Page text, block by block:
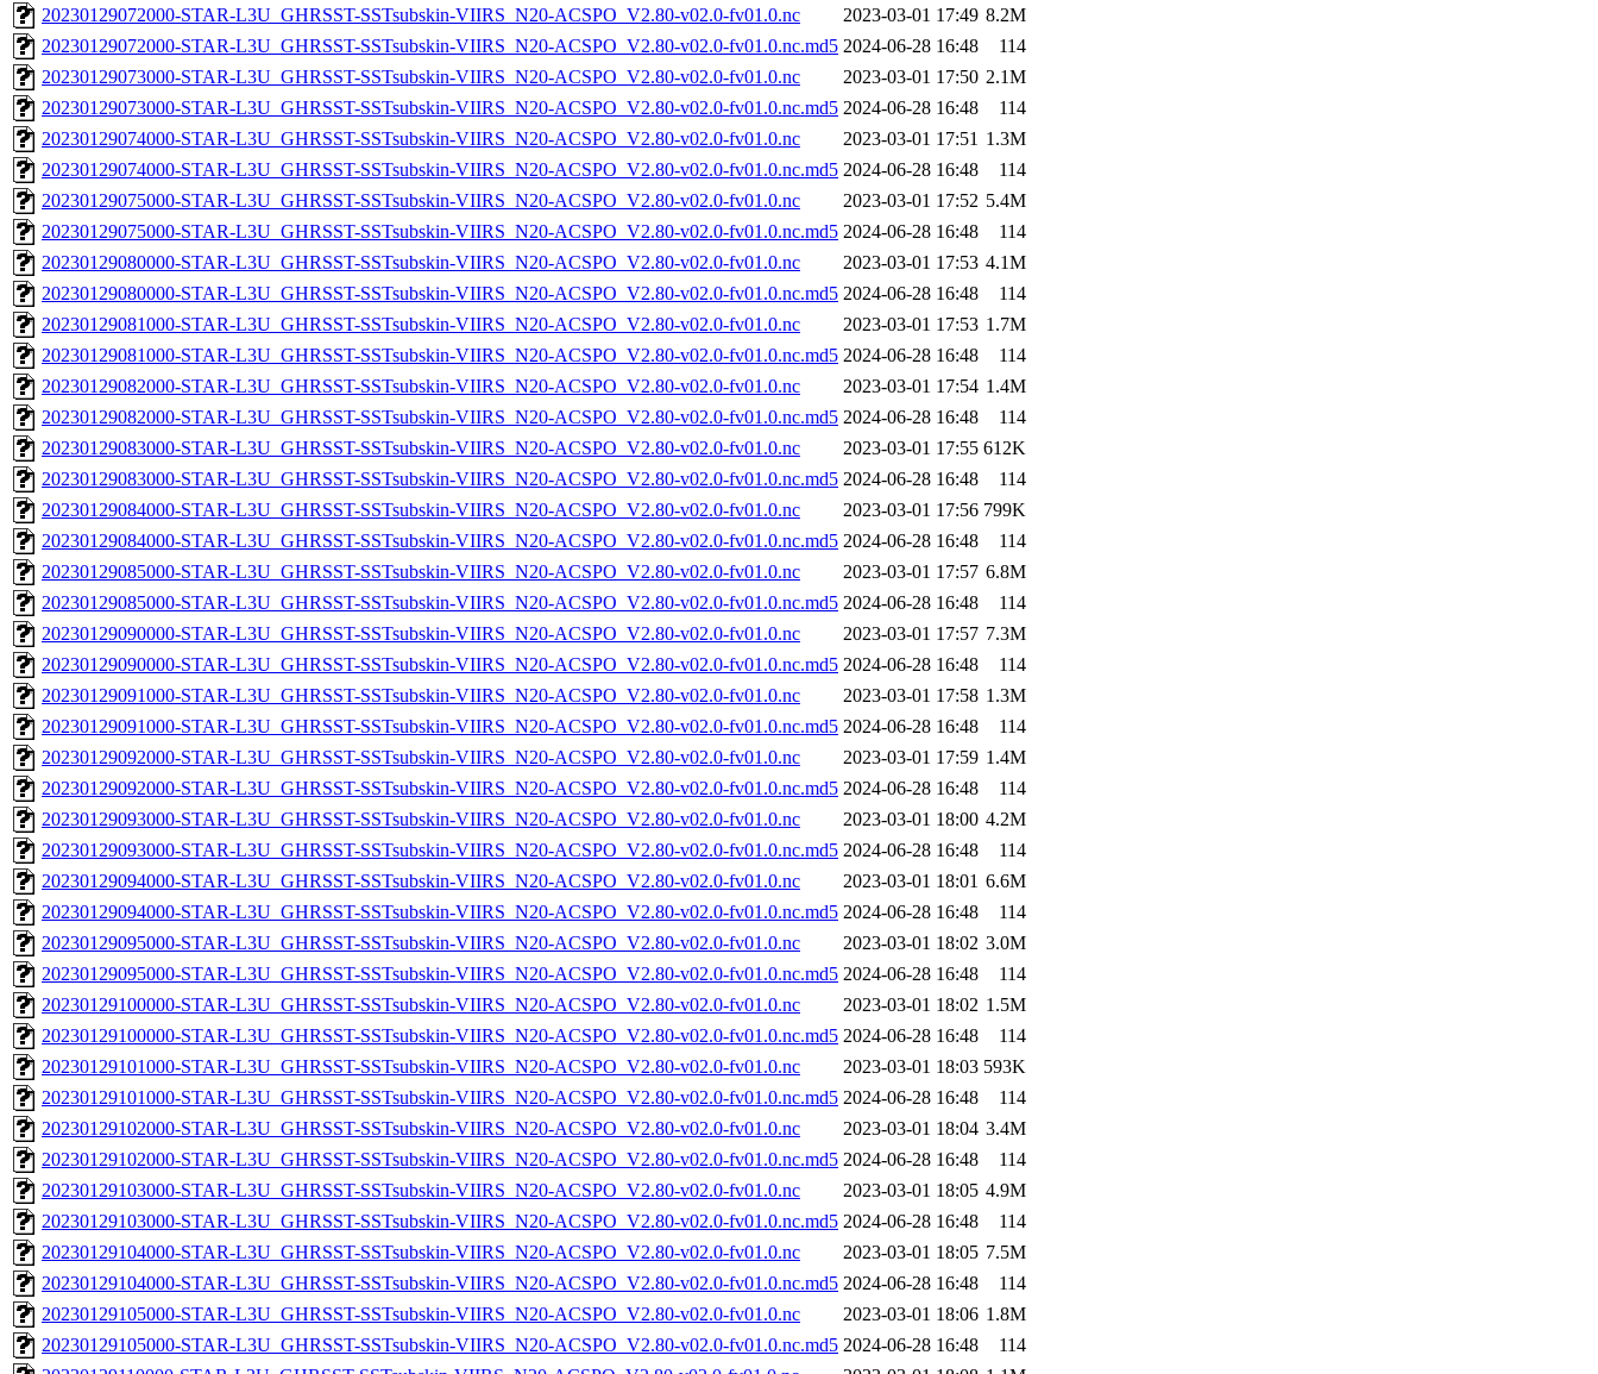
20230129072000-STAR-L3U_GHRSST-SSTsubskin-VIIRS_N20-ACSPO_V2.80-v02.0-fv01.0.nc
2023-03-01 17:49 8.2M
20230129072000-STAR-L3U_GHRSST-SSTsubskin-VIIRS_N20-ACSPO_V2.80-v02.0-fv01.0.nc.md5 2024-06-28 16:48
114
20230129073000-STAR-L3U_GHRSST-SSTsubskin-VIIRS_N20-ACSPO_V2.80-v02.0-fv01.0.nc
2023-03-01 17:50 2.1M
20230129073000-STAR-L3U_GHRSST-SSTsubskin-VIIRS_N20-ACSPO_V2.80-v02.0-fv01.0.nc.md5 2024-06-28 16:48
114
20230129074000-STAR-L3U_GHRSST-SSTsubskin-VIIRS_N20-ACSPO_V2.80-v02.0-fv01.0.nc
2023-03-01 17:51 1.3M
20230129074000-STAR-L3U_GHRSST-SSTsubskin-VIIRS_N20-ACSPO_V2.80-v02.0-fv01.0.nc.md5 2024-06-28 16:48
114
20230129075000-STAR-L3U_GHRSST-SSTsubskin-VIIRS_N20-ACSPO_V2.80-v02.0-fv01.0.nc
2023-03-01 17:52 5.4M
20230129075000-STAR-L3U_GHRSST-SSTsubskin-VIIRS_N20-ACSPO_V2.80-v02.0-fv01.0.nc.md5 2024-06-28 16:48
114
20230129080000-STAR-L3U_GHRSST-SSTsubskin-VIIRS_N20-ACSPO_V2.80-v02.0-fv01.0.nc
2023-03-01 17:53 4.1M
20230129080000-STAR-L3U_GHRSST-SSTsubskin-VIIRS_N20-ACSPO_V2.80-v02.0-fv01.0.nc.md5 2024-06-28 16:48
114
20230129081000-STAR-L3U_GHRSST-SSTsubskin-VIIRS_N20-ACSPO_V2.80-v02.0-fv01.0.nc
2023-03-01 17:53 1.7M
20230129081000-STAR-L3U_GHRSST-SSTsubskin-VIIRS_N20-ACSPO_V2.80-v02.0-fv01.0.nc.md5 2024-06-28 16:48
114
20230129082000-STAR-L3U_GHRSST-SSTsubskin-VIIRS_N20-ACSPO_V2.80-v02.0-fv01.0.nc
2023-03-01 17:54 1.4M
20230129082000-STAR-L3U_GHRSST-SSTsubskin-VIIRS_N20-ACSPO_V2.80-v02.0-fv01.0.nc.md5 2024-06-28 16:48
114
20230129083000-STAR-L3U_GHRSST-SSTsubskin-VIIRS_N20-ACSPO_V2.80-v02.0-fv01.0.nc
2023-03-01 17:55 612K
20230129083000-STAR-L3U_GHRSST-SSTsubskin-VIIRS_N20-ACSPO_V2.80-v02.0-fv01.0.nc.md5 2024-06-28 16:48
114
20230129084000-STAR-L3U_GHRSST-SSTsubskin-VIIRS_N20-ACSPO_V2.80-v02.0-fv01.0.nc
2023-03-01 17:56 799K
20230129084000-STAR-L3U_GHRSST-SSTsubskin-VIIRS_N20-ACSPO_V2.80-v02.0-fv01.0.nc.md5 2024-06-28 16:48
114
20230129085000-STAR-L3U_GHRSST-SSTsubskin-VIIRS_N20-ACSPO_V2.80-v02.0-fv01.0.nc
2023-03-01 17:57 6.8M
20230129085000-STAR-L3U_GHRSST-SSTsubskin-VIIRS_N20-ACSPO_V2.80-v02.0-fv01.0.nc.md5 2024-06-28 16:48
114
20230129090000-STAR-L3U_GHRSST-SSTsubskin-VIIRS_N20-ACSPO_V2.80-v02.0-fv01.0.nc
2023-03-01 17:57 7.3M
20230129090000-STAR-L3U_GHRSST-SSTsubskin-VIIRS_N20-ACSPO_V2.80-v02.0-fv01.0.nc.md5 2024-06-28 16:48
114
20230129091000-STAR-L3U_GHRSST-SSTsubskin-VIIRS_N20-ACSPO_V2.80-v02.0-fv01.0.nc
2023-03-01 17:58 1.3M
20230129091000-STAR-L3U_GHRSST-SSTsubskin-VIIRS_N20-ACSPO_V2.80-v02.0-fv01.0.nc.md5 2024-06-28 16:48
114
20230129092000-STAR-L3U_GHRSST-SSTsubskin-VIIRS_N20-ACSPO_V2.80-v02.0-fv01.0.nc
2023-03-01 17:59 1.4M
20230129092000-STAR-L3U_GHRSST-SSTsubskin-VIIRS_N20-ACSPO_V2.80-v02.0-fv01.0.nc.md5 2024-06-28 16:48
114
20230129093000-STAR-L3U_GHRSST-SSTsubskin-VIIRS_N20-ACSPO_V2.80-v02.0-fv01.0.nc
2023-03-01 18:00 4.2M
20230129093000-STAR-L3U_GHRSST-SSTsubskin-VIIRS_N20-ACSPO_V2.80-v02.0-fv01.0.nc.md5 2024-06-28 16:48
114
20230129094000-STAR-L3U_GHRSST-SSTsubskin-VIIRS_N20-ACSPO_V2.80-v02.0-fv01.0.nc
2023-03-01 18:01 6.6M
20230129094000-STAR-L3U_GHRSST-SSTsubskin-VIIRS_N20-ACSPO_V2.80-v02.0-fv01.0.nc.md5 2024-06-28 16:48
114
20230129095000-STAR-L3U_GHRSST-SSTsubskin-VIIRS_N20-ACSPO_V2.80-v02.0-fv01.0.nc
2023-03-01 18:02 3.0M
20230129095000-STAR-L3U_GHRSST-SSTsubskin-VIIRS_N20-ACSPO_V2.80-v02.0-fv01.0.nc.md5 2024-06-28 16:48
114
20230129100000-STAR-L3U_GHRSST-SSTsubskin-VIIRS_N20-ACSPO_V2.80-v02.0-fv01.0.nc
2023-03-01 18:02 1.5M
20230129100000-STAR-L3U_GHRSST-SSTsubskin-VIIRS_N20-ACSPO_V2.80-v02.0-fv01.0.nc.md5 2024-06-28 16:48
114
20230129101000-STAR-L3U_GHRSST-SSTsubskin-VIIRS_N20-ACSPO_V2.80-v02.0-fv01.0.nc
2023-03-01 18:03 593K
20230129101000-STAR-L3U_GHRSST-SSTsubskin-VIIRS_N20-ACSPO_V2.80-v02.0-fv01.0.nc.md5 2024-06-28 16:48
114
20230129102000-STAR-L3U_GHRSST-SSTsubskin-VIIRS_N20-ACSPO_V2.80-v02.0-fv01.0.nc
2023-03-01 18:04 3.4M
20230129102000-STAR-L3U_GHRSST-SSTsubskin-VIIRS_N20-ACSPO_V2.80-v02.0-fv01.0.nc.md5 2024-06-28 16:48
114
20230129103000-STAR-L3U_GHRSST-SSTsubskin-VIIRS_N20-ACSPO_V2.80-v02.0-fv01.0.nc
2023-03-01 18:05 4.9M
20230129103000-STAR-L3U_GHRSST-SSTsubskin-VIIRS_N20-ACSPO_V2.80-v02.0-fv01.0.nc.md5 2024-06-28 16:48
114
20230129104000-STAR-L3U_GHRSST-SSTsubskin-VIIRS_N20-ACSPO_V2.80-v02.0-fv01.0.nc
2023-03-01 18:05 7.5M
20230129104000-STAR-L3U_GHRSST-SSTsubskin-VIIRS_N20-ACSPO_V2.80-v02.0-fv01.0.nc.md5 2024-06-28 16:48
114
20230129105000-STAR-L3U_GHRSST-SSTsubskin-VIIRS_N20-ACSPO_V2.80-v02.0-fv01.0.nc
2023-03-01 18:06 1.8M
20230129105000-STAR-L3U_GHRSST-SSTsubskin-VIIRS_N20-ACSPO_V2.80-v02.0-fv01.0.nc.md5 2024-06-28 16:48
114